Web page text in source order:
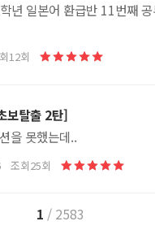
년 일본어 환급반 11번째
12회
보탈출 2탄]
을 못했는데..
회25회
1 / 2583